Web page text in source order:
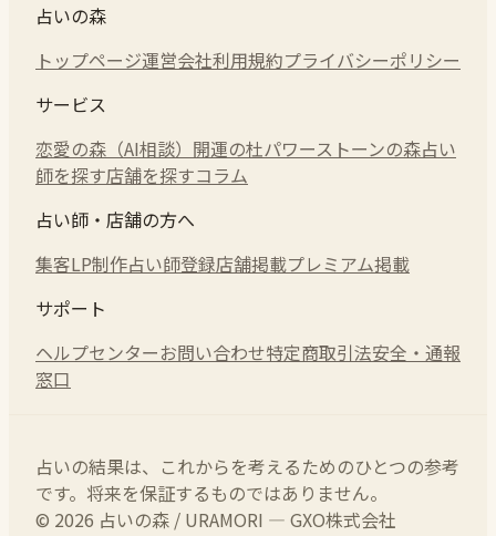
占いの森
トップページ運営会社利用規約プライバシーポリシー
サービス
恋愛の森（AI相談） 開運の杜パワーストーンの森占い
師を探す店舗を探すコラム
占い師・店舗の方へ
集客LP制作占い師登録店舗掲載プレミアム掲載
サポート
ヘルプセンターお問い合わせ特定商取引法安全・通報
窓口
占いの結果は、これからを考えるためのひとつの参考
です。将来を保証するものではありません。
© 2026 占いの森 / URAMORI — GXO株式会社